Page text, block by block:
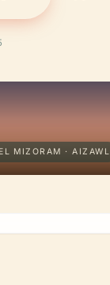
MIZORAM · AIZAWL